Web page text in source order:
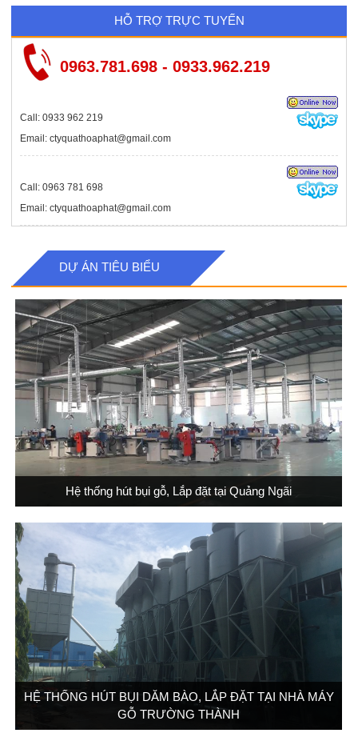
HỖ TRỢ TRỰC TUYẾN
0963.781.698 - 0933.962.219
Call: 0933 962 219
Email: ctyquathoaphat@gmail.com
Call: 0963 781 698
Email: ctyquathoaphat@gmail.com
DỰ ÁN TIÊU BIỂU
Hệ thống hút bụi gỗ, Lắp đặt tại Quảng Ngãi
HỆ THỐNG HÚT BỤI DĂM BÀO, LẮP ĐẶT TẠI NHÀ MÁY
GỖ TRƯỜNG THÀNH